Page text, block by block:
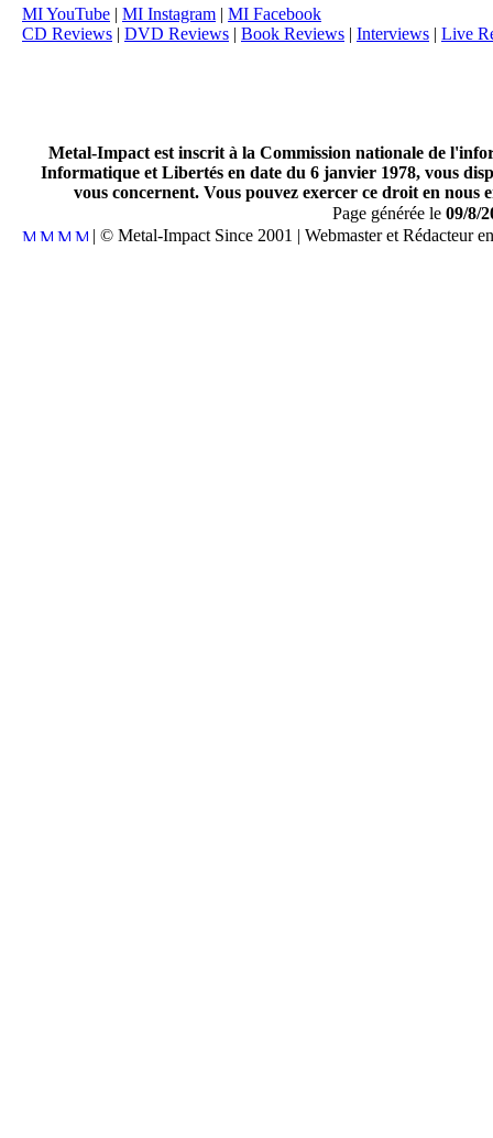
MI YouTube | MI Instagram | MI Facebook
CD Reviews | DVD Reviews | Book Reviews | Interviews | Live
Metal-Impact est inscrit à la Commission nationale de
Informatique et Libertés en date du 6 janvier 1978, vous
vous concernent. Vous pouvez exercer ce droit en
Page générée le 09/8/
| © Metal-Impact Since 2001 | Webmaster et Rédacteur